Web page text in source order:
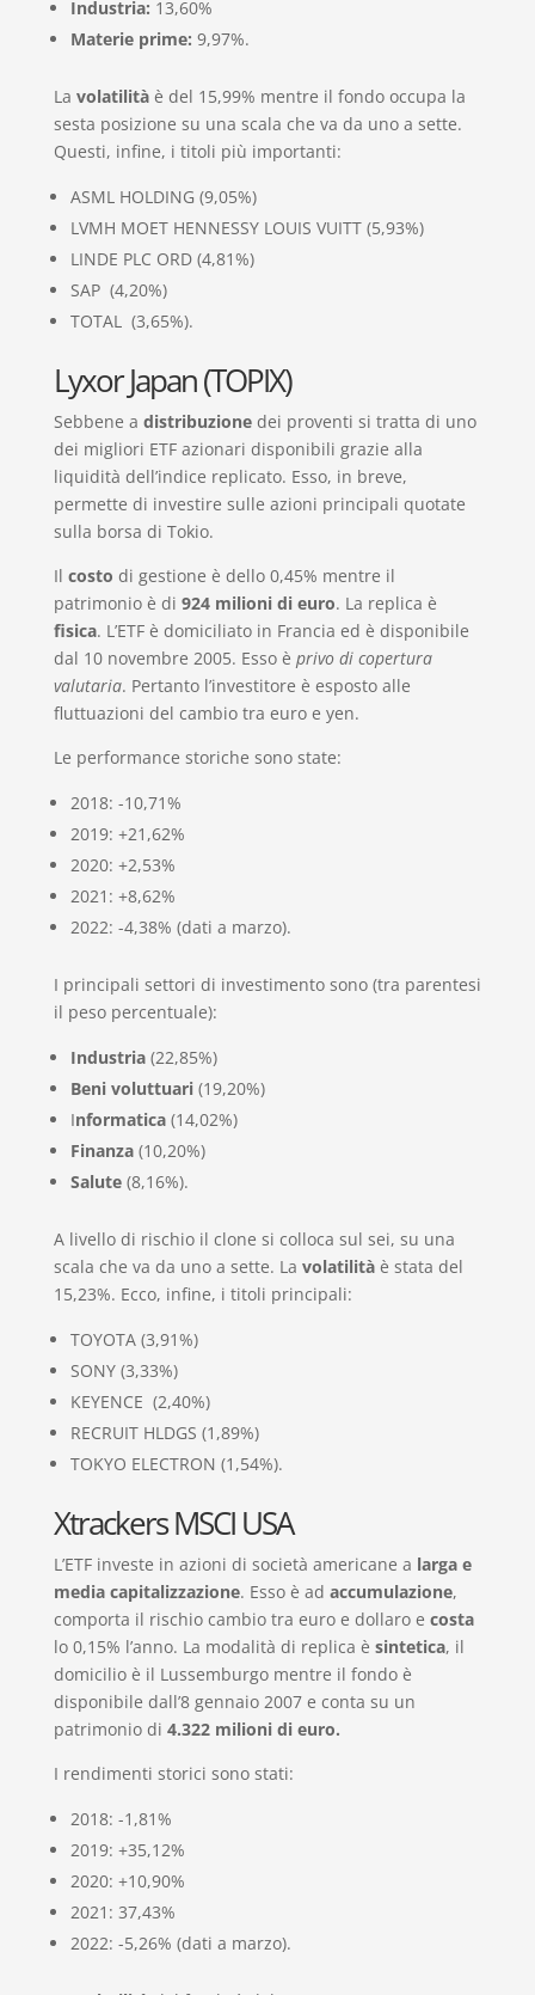
Industria: 13,60%
Materie prime: 9,97%.
La volatilitàè del 15,99% mentre il fondo occupa la
sesta posizione su una scala che va da uno a sette.
Questi, infine, i titoli più importanti:
ASML HOLDING (9,05%)
LVMH MOET HENNESSY LOUIS VUITT (5,93%)
LINDE PLC ORD (4,81%)
SAP (4,20%)
TOTAL (3,65%).
Lyxor Japan (TOPIX)
Sebbene a distribuzionedei proventi si tratta di uno
dei migliori ETF azionari disponibili grazie alla
liquidità dell’indice replicato. Esso, in breve,
permette di investire sulle azioni principali quotate
sulla borsa di Tokio.
Il costo di gestione è dello 0,45% mentre il
patrimonio è di 924 milioni di euro. La replica è
fisica. L’ETF è domiciliato in Francia ed è disponibile
dal 10 novembre 2005. Esso è privo di copertura
valutaria. Pertanto l’investitore è esposto alle
fluttuazioni del cambio tra euro e yen.
Le performance storiche sono state:
2018: -10,71%
2019: +21,62%
2020: +2,53%
2021: +8,62%
2022: -4,38% (dati a marzo).
I principali settori di investimento sono (tra parentesi
il peso percentuale):
Industria(22,85%)
Beni voluttuari(19,20%)
Informatica (14,02%)
Finanza(10,20%)
Salute (8,16%).
A livello di rischio il clone si colloca sul sei, su una
scala che va da uno a sette. La volatilitàè stata del
15,23%. Ecco, infine, i titoli principali:
TOYOTA (3,91%)
SONY (3,33%)
KEYENCE (2,40%)
RECRUIT HLDGS (1,89%)
TOKYO ELECTRON (1,54%).
Xtrackers MSCI USA
L’ETF investe in azioni di società americane a larga e
media capitalizzazione. Esso è ad accumulazione,
comporta il rischio cambio tra euro e dollaro e costa
lo 0,15% l’anno. La modalità di replica è sintetica, il
domicilio è il Lussemburgo mentre il fondo è
disponibile dall’8 gennaio 2007 e conta su un
patrimonio di 4.322 milioni di euro.
I rendimenti storici sono stati:
2018: -1,81%
2019: +35,12%
2020: +10,90%
2021: 37,43%
2022: -5,26% (dati a marzo).